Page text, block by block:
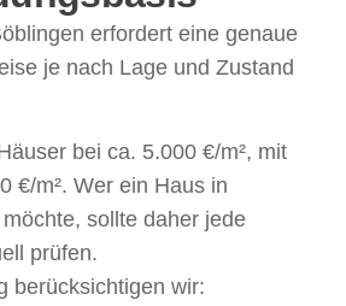
erfordert eine genaue
je nach Lage und Zustand
bei ca. 5.000 €/m², mit
€/m². Wer ein Haus in
sollte daher jede
prüfen.
berücksichtigen wir: